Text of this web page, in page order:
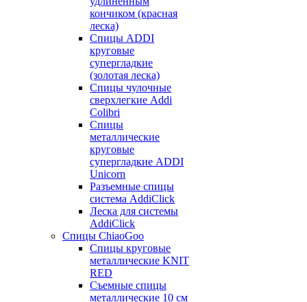
кончиком (красная
леска)
Спицы ADDI
круговые
супергладкие
(золотая леска)
Спицы чулочные
сверхлегкие Addi
Colibri
Спицы
металлические
круговые
супергладкие ADDI
Unicorn
Разъемные спицы
система AddiClick
Леска для системы
AddiClick
Спицы ChiaoGoo
Спицы круговые
металлические KNIT
RED
Съемные спицы
металлические 10 см